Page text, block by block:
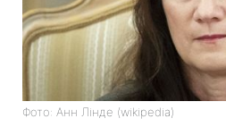
Фото: Анн Лінде (wikipedia)